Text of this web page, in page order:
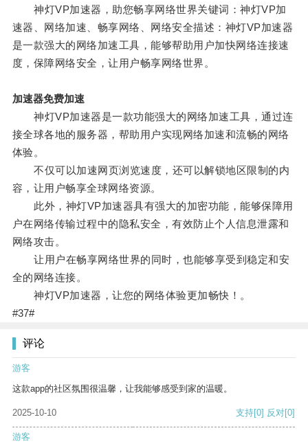
神灯VP加速器，助您畅享网络世界关键词：神灯VP加
速器、网络加速、畅享网络、网络安全描述：神灯VP加速器
是一款强大的网络加速工具，能够帮助用户加快网络连接速
度，保障网络安全，让用户畅享网络世界。
加速器免费加速
神灯VP加速器是一款功能强大的网络加速工具，通过连
接全球各地的服务器，帮助用户实现网络加速和流畅的网络
体验。
不仅可以加速网页浏览速度，还可以解锁地区限制的内
容，让用户畅享全球网络资源。
此外，神灯VP加速器具有强大的加密功能，能够保障用
户在网络传输过程中的隐私安全，有效防止个人信息泄露和
网络攻击。
让用户在畅享网络世界的同时，也能够享受到稳定和安
全的网络连接。
神灯VP加速器，让您的网络体验更加畅快！。
#37#
评论
游客
这款app的社区氛围很温馨，让我能够感受到家的温暖。
2025-10-10 支持[0] 反对[0]
游客